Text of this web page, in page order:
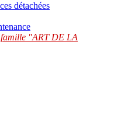
détachées
famille "ART DE LA